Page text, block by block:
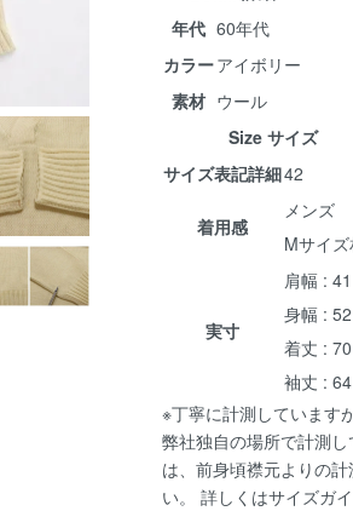
年代 60年代
カラーアイボリー
素材 ウール
Size サイズ
サイズ表記詳細42
着用感
メンズ
Mサイズ
実寸
肩幅 :
身幅 :
着丈 :
袖丈 :
※丁寧に計測しています
弊社独自の場所で計測
は、前身頃襟元よりの
い。 詳しくはサイズガ